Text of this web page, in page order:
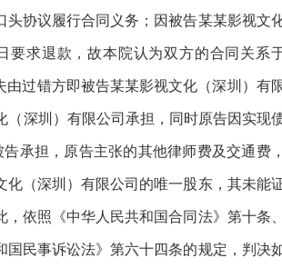
协议履行合同义务；因被告某某影视文
要求退款，故本院认为双方的合同关系
过错方即被告某某影视文化（深圳）有
深圳）有限公司承担，同时原告因实现
承担，原告主张的其他律师费及交通费，
（深圳）有限公司的唯一股东，其未能
依照《中华人民共和国合同法》第十条、
民事诉讼法》第六十四条的规定，判决